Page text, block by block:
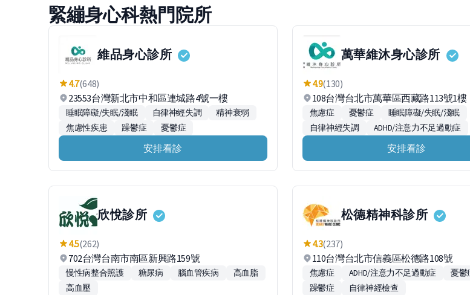
緊繃身心科熱門院所
維品身心診所
4.7(648)
23553台灣新北市中和區連城路4號一樓
睡眠障礙/失眠/淺眠 自律神經失調
精神衰弱
焦慮性疾患
躁鬱症 憂鬱症
安排看診
萬華維沐身心診所
4.9(130)
108台灣台北市萬華區西藏路113號1樓
焦慮症 憂鬱症
睡眠障礙/失眠/淺眠
自律神經失調
ADHD/注意力不足過動症
安排看診
欣悅診所
4.5(262)
702台灣台南市南區新興路159號
慢性病整合照護 糖尿病 腦血管疾病
高血脂
高血壓
松德精神科診所
4.3(237)
110台灣台北市信義區松德路108號
焦慮症 ADHD/注意力不足過動症
憂鬱
躁鬱症
自律神經檢查